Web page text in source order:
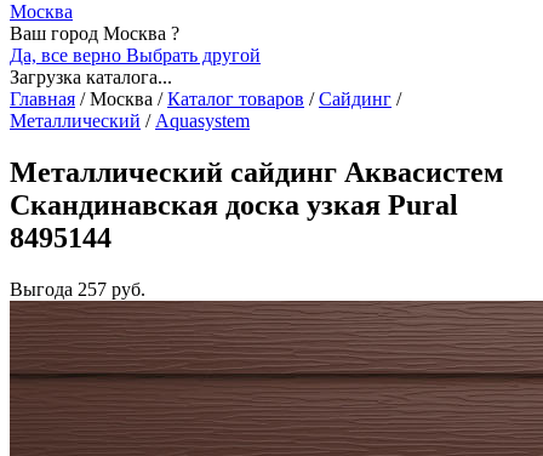
Москва
Ваш город Москва ?
Да, все верно Выбрать другой
Загрузка каталога...
Главная /Москва / Каталог товаров / Сайдинг /
Металлический / Aquasystem
Металлический сайдинг Аквасистем
Скандинавская доска узкая Pural
8495144
Выгода 257 руб.